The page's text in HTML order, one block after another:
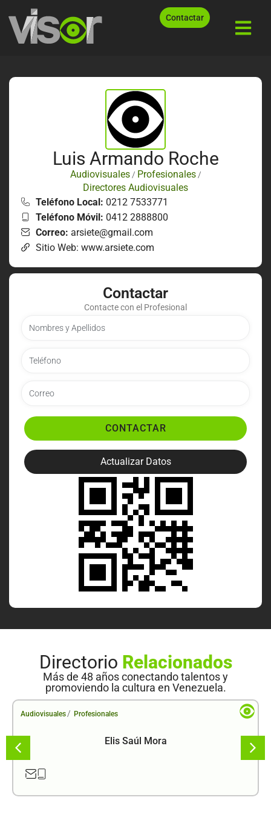
Contactar
Luis Armando Roche
Audiovisuales/ Profesionales/
Directores Audiovisuales
Teléfono Local: 0212 7533771
Teléfono Móvil: 0412 2888800
Correo: arsiete@gmail.com
Sitio Web: www.arsiete.com
Contactar
Contacte con el Profesional
CONTACTAR
Actualizar Datos
Directorio Relacionados
Más de 48 años conectando talentos y
promoviendo la cultura en Venezuela.
Audiovisuales / Profesionales
Elis Saúl Mora